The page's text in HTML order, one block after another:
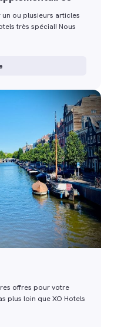
ou plusieurs articles
très spécial! Nous
offres pour votre
plus loin que XO Hotels